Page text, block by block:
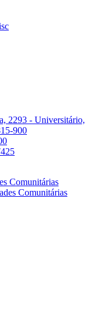
2293 - Universitário,
900